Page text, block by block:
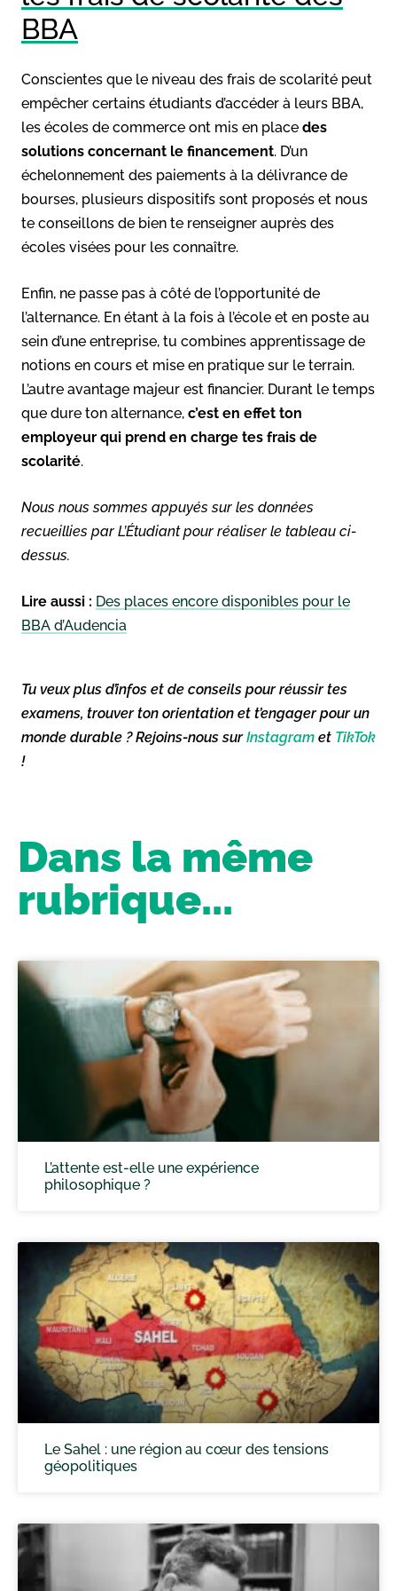
BBA
Conscientes que le niveau des frais de scolarité peut
empêcher certains étudiants d’accéder à leurs BBA,
les écoles de commerce ont mis en place des
solutions concernant le financement. D’un
échelonnement des paiements à la délivrance de
bourses, plusieurs dispositifs sont proposés et nous
te conseillons de bien te renseigner auprès des
écoles visées pour les connaître.
Enfin, ne passe pas à côté de l’opportunité de
l’alternance. En étant à la fois à l’école et en poste au
sein d’une entreprise, tu combines apprentissage de
notions en cours et mise en pratique sur le terrain.
L’autre avantage majeur est financier. Durant le temps
que dure ton alternance, c’est en effet ton
employeur qui prend en charge tes frais de
scolarité.
Nous nous sommes appuyés sur les données
recueillies par L’Étudiant pour réaliser le tableau ci-
dessus.
Lire aussi : Des places encore disponibles pour le
BBA d’Audencia
Tu veux plus d’infos et de conseils pour réussir tes
examens, trouver ton orientation et t’engager pour un
monde durable ? Rejoins-nous surInstagram et TikTok
!
Dans la même
rubrique...
L’attente est-elle une expérience
philosophique ?
Le Sahel : une région au cœur des tensions
géopolitiques